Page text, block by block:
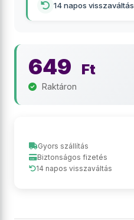
14 napos visszaváltás
649 Ft
Raktáron
Gyors szállítás
Biztonságos fizetés
14 napos visszaváltás